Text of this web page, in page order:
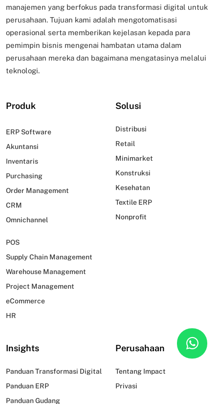
manajemen yang berfokus pada transformasi digital untuk
perusahaan. Tujuan kami adalah mengotomatisasi
operasional serta memberikan kejelasan kepada para
pemimpin bisnis mengenai hambatan utama dalam
perusahaan mereka dan bagaimana mengatasinya melalui
teknologi.
Produk
ERP Software
Akuntansi
Inventaris
Purchasing
Order Management
CRM
Omnichannel
POS
Supply Chain Management
Warehouse Management
Project Management
eCommerce
HR
Solusi
Distribusi
Retail
Minimarket
Konstruksi
Kesehatan
Textile ERP
Nonprofit
Insights
Panduan Transformasi Digital
Panduan ERP
Panduan Gudang
Perusahaan
Tentang Impact
Privasi